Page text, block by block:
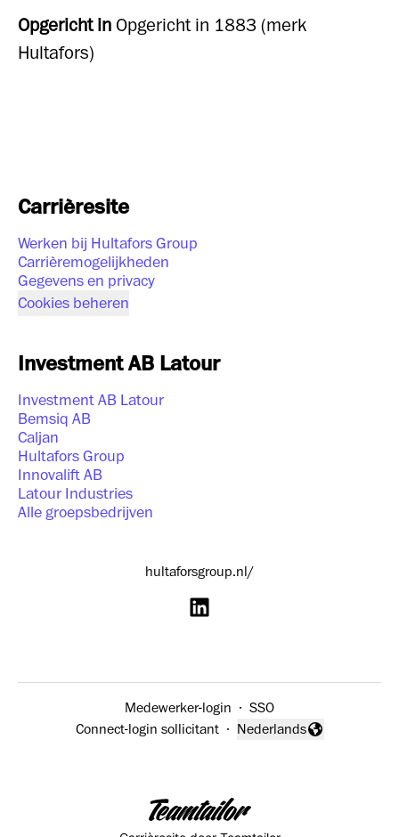
Opgericht in Opgericht in 1883 (merk
Hultafors)
Carrièresite
Werken bij Hultafors Group
Carrièremogelijkheden
Gegevens en privacy
Cookies beheren
Investment AB Latour
Investment AB Latour
Bemsiq AB
Caljan
Hultafors Group
Innovalift AB
Latour Industries
Alle groepsbedrijven
hultaforsgroup.nl/
Medewerker-login · SSO
Connect-login sollicitant ·
Taal wijzigen
Nederlands